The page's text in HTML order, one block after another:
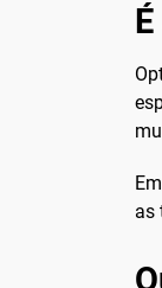
as